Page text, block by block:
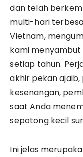
dan telah
multi-hari
Vietnam,
kami
setiap tahun.
akhir pekan
kesenangan,
saat Anda
sepotong kecil
Ini jelas